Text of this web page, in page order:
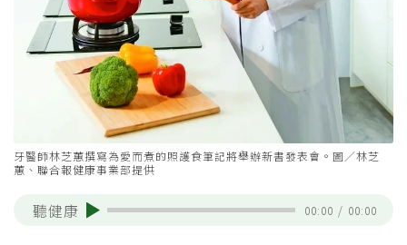
牙醫師林芝蕙撰寫為愛而煮的照護食筆記將舉辦新書發表會。圖／林芝
蕙、聯合報健康事業部提供
聽健康 00:00 / 00:00